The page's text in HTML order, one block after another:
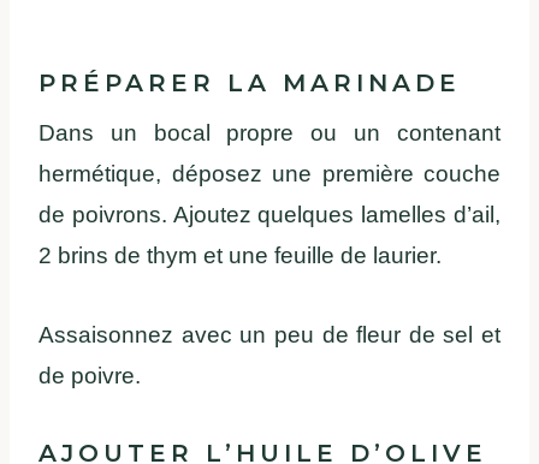
PRÉPARER LA MARINADE
Dans un bocal propre ou un contenant
hermétique, déposez une première couche
de poivrons. Ajoutez quelques lamelles d’ail,
2 brins de thym et une feuille de laurier.
Assaisonnez avec un peu de fleur de sel et
de poivre.
AJOUTER L’HUILE D’OLIVE